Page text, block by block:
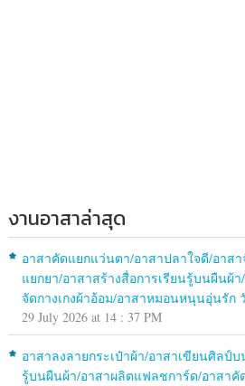
งานอาสาล่าสุด
อาสาคัดแยกแว่นตา/อาสาปลาใจดี/อาส
แยกยา/อาสาสร้างสื่อการเรียนรู้บนผืนผ้
จัดกางเกงผ้าอ้อม/อาสาหมอนหนุนอุ่นรัก
29 July 2026 at 14 : 37 PM
อาสาลงลายกระเป๋าผ้า/อาสาเขียนศิลป์
รู้บนผืนผ้า/อาสาผลิตแฟลชการ์ด/อาสา